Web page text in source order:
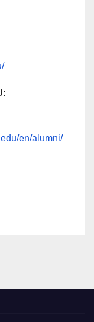
en/alumni/